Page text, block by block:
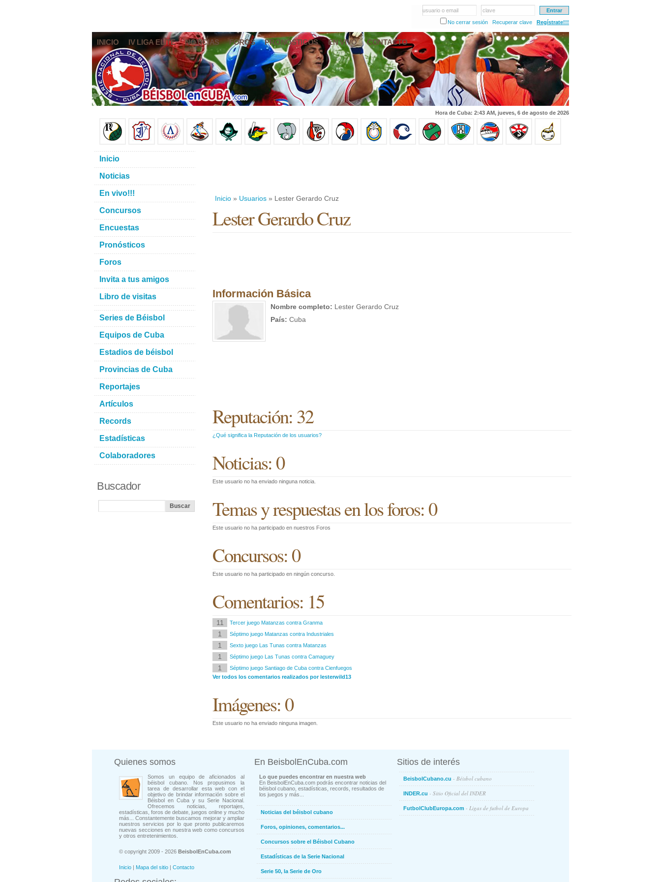
usuario o email
clave
No cerrar sesión
Recuperar clave Regístrate!!!
INICIO IV LIGA ELITE NOTICIAS FOROS PRONÓSTICOS EN VIVO CONTACTO
Hora de Cuba: 2:43 AM, jueves, 6 de agosto de 2026
Inicio » Usuarios » Lester Gerardo Cruz
Lester Gerardo Cruz
Información Básica
Nombre completo: Lester Gerardo Cruz
País: Cuba
Reputación: 32
¿Qué significa la Reputación de los usuarios?
Noticias: 0
Este usuario no ha enviado ninguna noticia.
Temas y respuestas en los foros: 0
Este usuario no ha participado en nuestros Foros
Concursos: 0
Este usuario no ha participado en ningún concurso.
Comentarios: 15
11 Tercer juego Matanzas contra Granma
1 Séptimo juego Matanzas contra Industriales
1 Sexto juego Las Tunas contra Matanzas
1 Séptimo juego Las Tunas contra Camaguey
1
Séptimo juego Santiago de Cuba contra Cienfuegos
Ver todos los comentarios realizados por lesterwild13
Imágenes: 0
Este usuario no ha enviado ninguna imagen.
Inicio
Noticias
En vivo!!!
Concursos
Encuestas
Pronósticos
Foros
Invita a tus amigos
Libro de visitas
Series de Béisbol
Equipos de Cuba
Estadios de béisbol
Provincias de Cuba
Reportajes
Artículos
Records
Estadísticas
Colaboradores
Buscador
Quienes somos
Somos un equipo de aficionados al
béisbol cubano. Nos propusimos la
tarea de desarrollar esta web con el
objetivo de brindar información sobre el
Béisbol en Cuba y su Serie Nacional.
Ofrecemos noticias, reportajes,
estadísticas, foros de debate, juegos online y mucho
más... Constantemente buscamos mejorar y ampliar
nuestros servicios por lo que pronto publicaremos
nuevas secciones en nuestra web como concursos
y otros entretenimientos.
© copyright 2009 - 2026 BeisbolEnCuba.com
Inicio | Mapa del sitio | Contacto
En BeisbolEnCuba.com
Lo que puedes encontrar en nuestra web
En BeisbolEnCuba.com podrás encontrar noticias del
béisbol cubano, estadísticas, records, resultados de
los juegos y más...
Noticias del béisbol cubano
Foros, opiniones, comentarios...
Concursos sobre el Béisbol Cubano
Estadísticas de la Serie Nacional
Serie 50, la Serie de Oro
Sitios de interés
BeisbolCubano.cu - Béisbol cubano
INDER.cu - Sitio Oficial del INDER
FutbolClubEuropa.com - Ligas de futbol de Europa